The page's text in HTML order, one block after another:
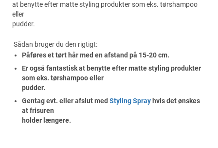
at benytte efter matte styling produkter som eks. tørshampoo
eller
pudder.
Sådan bruger du den rigtigt:
Påføres et tørt hår med en afstand på 15-20 cm.
Er også fantastisk at benytte efter matte styling produkter
som eks. tørshampoo eller
pudder.
Gentag evt. eller afslut med Styling Spray hvis det ønskes
at frisuren
holder længere.